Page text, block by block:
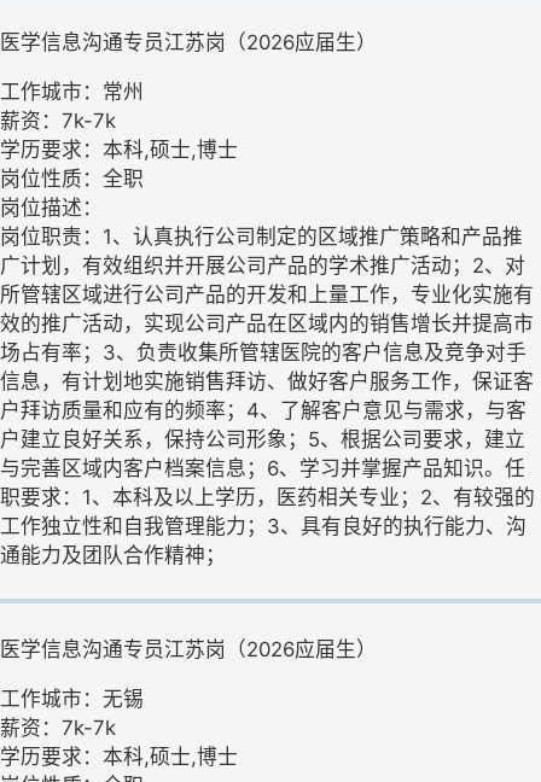
医学信息沟通专员江苏岗（2026应届生）
工作城市：常州
薪资：7k-7k
学历要求：本科,硕士,博士
岗位性质：全职
岗位描述：
岗位职责：1、认真执行公司制定的区域推广策略和产品推
广计划，有效组织并开展公司产品的学术推广活动；2、对
所管辖区域进行公司产品的开发和上量工作，专业化实施有
效的推广活动，实现公司产品在区域内的销售增长并提高市
场占有率；3、负责收集所管辖医院的客户信息及竞争对手
信息，有计划地实施销售拜访、做好客户服务工作，保证客
户拜访质量和应有的频率；4、了解客户意见与需求，与客
户建立良好关系，保持公司形象；5、根据公司要求，建立
与完善区域内客户档案信息；6、学习并掌握产品知识。任
职要求：1、本科及以上学历，医药相关专业；2、有较强的
工作独立性和自我管理能力；3、具有良好的执行能力、沟
通能力及团队合作精神；
医学信息沟通专员江苏岗（2026应届生）
工作城市：无锡
薪资：7k-7k
学历要求：本科,硕士,博士